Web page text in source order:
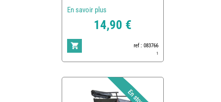
En savoir plus
14,90 €
ref : 083766
1